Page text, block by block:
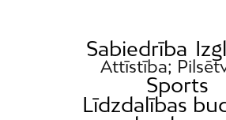
Sabiedrība
Attīstība;
Sports
Līdzdalības